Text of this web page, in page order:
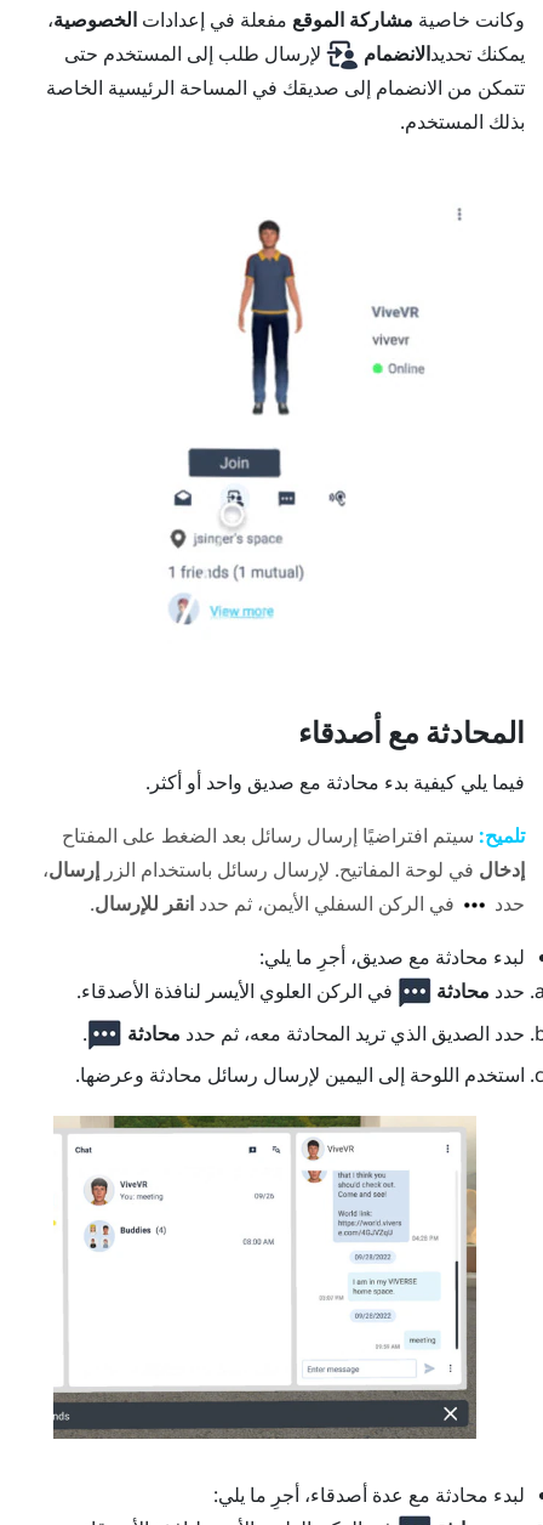
وكانت خاصية مشاركة الموقع مفعلة في إعدادات الخصوصية،
يمكنك تحديدالانضمام
لإرسال طلب إلى المستخدم حتى
تتمكن من الانضمام إلى صديقك في المساحة الرئيسية الخاصة
بذلك المستخدم.
المحادثة مع أصدقاء
فيما يلي كيفية بدء محادثة مع صديق واحد أو أكثر.
تلميح: سيتم افتراضيًا إرسال رسائل بعد الضغط على المفتاح
إدخال في لوحة المفاتيح. لإرسال رسائل باستخدام الزر إرسال،
حدد
في الركن السفلي الأيمن، ثم حدد انقر للإرسال.
لبدء محادثة مع صديق، أجرِ ما يلي:
حدد محادثة في الركن العلوي الأيسر لنافذة الأصدقاء.
حدد الصديق الذي تريد المحادثة معه، ثم حدد محادثة
.
استخدم اللوحة إلى اليمين لإرسال رسائل محادثة وعرضها.
لبدء محادثة مع عدة أصدقاء، أجرِ ما يلي: